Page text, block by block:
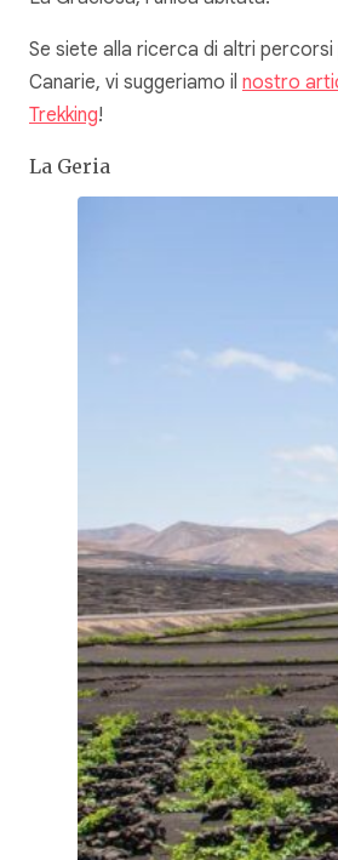
Se siete alla ricerca di altri
Canarie, vi suggeriamo il nostro
Trekking!
La Geria